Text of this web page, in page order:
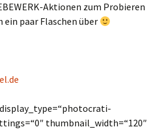
Aktionen zum Probieren
paar Flaschen über
thumbnail_width=“120″